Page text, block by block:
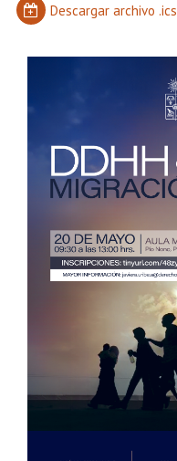
Descargar archivo .ics